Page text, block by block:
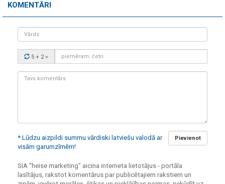
KOMENTĀRI
Vārds
Drošības
kods:
5 + 2=
Tavs
Pievienot
* Lūdzu aizpildi summu vārdiski latviešu valodā ar
visām garumzīmēm!
SIA "heise marketing" aicina interneta lietotājus - portāla
lasītājus, rakstot komentārus par publicētajiem rakstiem un